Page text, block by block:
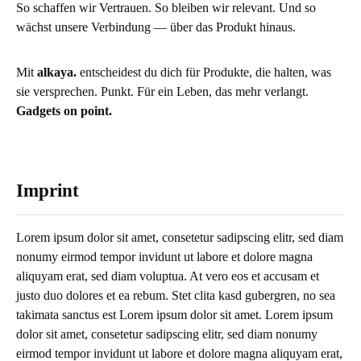
So schaffen wir Vertrauen. So bleiben wir relevant. Und so
wächst unsere Verbindung — über das Produkt hinaus.
Mit alkaya. entscheidest du dich für Produkte, die halten, was
sie versprechen. Punkt. Für ein Leben, das mehr verlangt.
Gadgets on point.
Imprint
Lorem ipsum dolor sit amet, consetetur sadipscing elitr, sed diam
nonumy eirmod tempor invidunt ut labore et dolore magna
aliquyam erat, sed diam voluptua. At vero eos et accusam et
justo duo dolores et ea rebum. Stet clita kasd gubergren, no sea
takimata sanctus est Lorem ipsum dolor sit amet. Lorem ipsum
dolor sit amet, consetetur sadipscing elitr, sed diam nonumy
eirmod tempor invidunt ut labore et dolore magna aliquyam erat,